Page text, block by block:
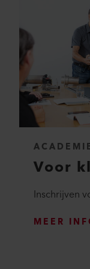
Voor
Inschrijven
MEER